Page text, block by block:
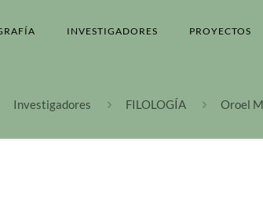
INVESTIGADORES PROYECTOS
Investigadores FILOLOGÍA Oroel